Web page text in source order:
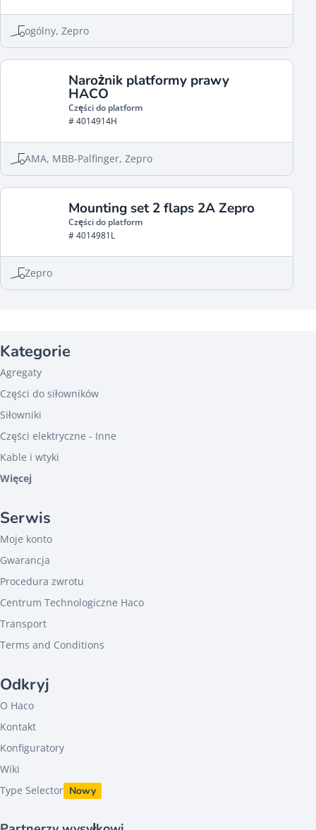
ogólny, Zepro
Narożnik platformy prawy
HACO
Części do platform
# 4014914H
AMA, MBB-Palfinger, Zepro
Mounting set 2 flaps 2A Zepro
Części do platform
# 4014981L
Zepro
Kategorie
Agregaty
Części do siłowników
Siłowniki
Części elektryczne - Inne
Kable i wtyki
Więcej
Serwis
Moje konto
Gwarancja
Procedura zwrotu
Centrum Technologiczne Haco
Transport
Terms and Conditions
Odkryj
O Haco
Kontakt
Konfiguratory
Wiki
Type Selector Nowy